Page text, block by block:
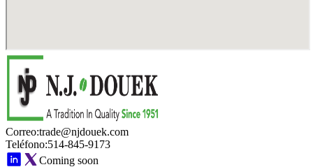
Correo:trade@njdouek.com
Teléfono:514-845-9173
Coming soon